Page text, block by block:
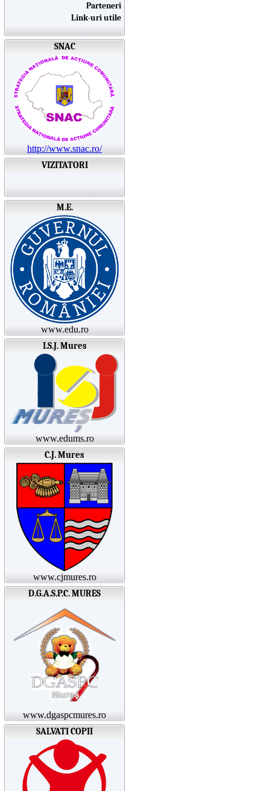
Parteneri
Link-uri utile
SNAC
http://www.snac.ro/
VIZITATORI
M.E.
www.edu.ro
I.S.J. Mures
www.edums.ro
C.J. Mures
www.cjmures.ro
D.G.A.S.P.C. MURES
www.dgaspcmures.ro
SALVATI COPII